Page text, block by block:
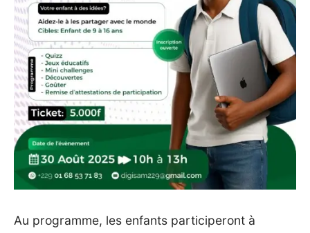
Au programme, les enfants participeront à